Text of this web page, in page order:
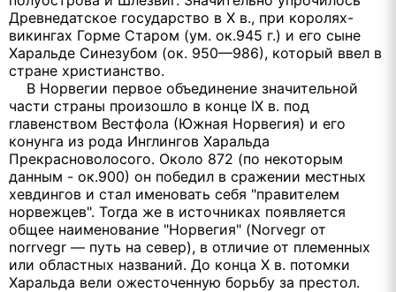
Древнедатское государство в Х в., при королях-
викингах Горме Старом (ум. ок.945 г.) и его сыне
Харальде Синезубом (ок. 950—986), который ввел в
стране христианство.
В Норвегии первое объединение значительной
части страны произошло в конце IX в. под
главенством Вестфола (Южная Норвегия) и его
конунга из рода Инглингов Харальда
Прекрасноволосого. Около 872 (по некоторым
данным - ок.900) он победил в сражении местных
хевдингов и стал именовать себя "правителем
норвежцев". Тогда же в источниках появляется
общее наименование "Норвегия" (Norvegr от
norrvegr — путь на север), в отличие от племенных
или областных названий. До конца Х в. потомки
Харальда вели ожесточенную борьбу за престол.